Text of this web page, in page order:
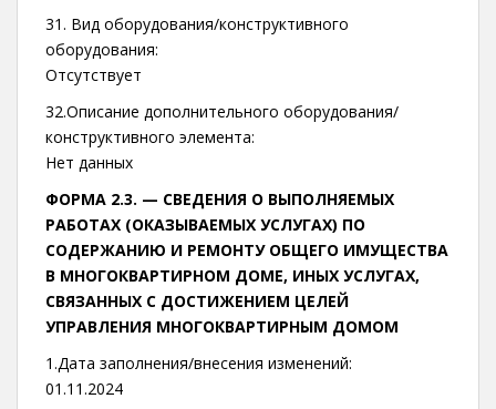
31. Вид оборудования/конструктивного
оборудования:
Отсутствует
32.Описание дополнительного оборудования/
конструктивного элемента:
Нет данных
ФОРМА 2.3. — СВЕДЕНИЯ О ВЫПОЛНЯЕМЫХ
РАБОТАХ (ОКАЗЫВАЕМЫХ УСЛУГАХ) ПО
СОДЕРЖАНИЮ И РЕМОНТУ ОБЩЕГО ИМУЩЕСТВА
В МНОГОКВАРТИРНОМ ДОМЕ, ИНЫХ УСЛУГАХ,
СВЯЗАННЫХ С ДОСТИЖЕНИЕМ ЦЕЛЕЙ
УПРАВЛЕНИЯ МНОГОКВАРТИРНЫМ ДОМОМ
1.Дата заполнения/внесения изменений:
01.11.2024